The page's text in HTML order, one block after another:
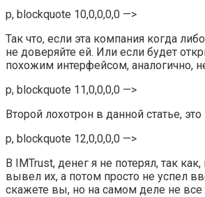
p, blockquote 10,0,0,0,0 —>
Так что, если эта компания когда
не доверяйте ей. Или если будет
похожим интерфейсом, аналогично,
p, blockquote 11,0,0,0,0 —>
Второй лохотрон в данной статье, это
p, blockquote 12,0,0,0,0 —>
В IMTrust, денег я не потерял, так
вывел их, а потом просто не успел
скажете вы, но на самом деле не